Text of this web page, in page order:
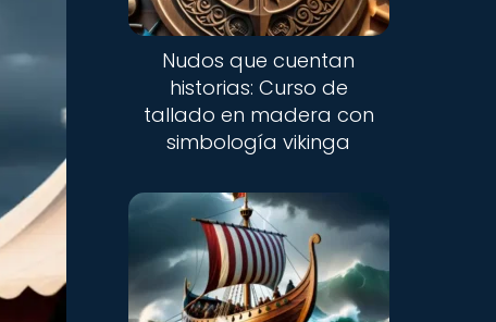
Nudos que cuentan
historias: Curso de
tallado en madera con
simbología vikinga